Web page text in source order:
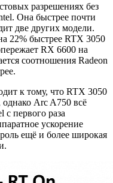
разрешениях без
Она быстрее почти
две других модели.
22% быстрее RTX 3050
RX 6600 на
соотношения Radeon
к тому, что RTX 3050
Arc A750 всё
с первого раза
ускорение
ещё и более широкая